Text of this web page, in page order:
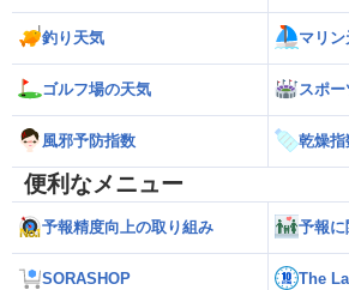
釣り天気 マリ
ゴルフ場の天気 スポ
風邪予防指数 乾燥指
便利なメニュー
予報精度向上の取り組み 予報に
SORASHOP The